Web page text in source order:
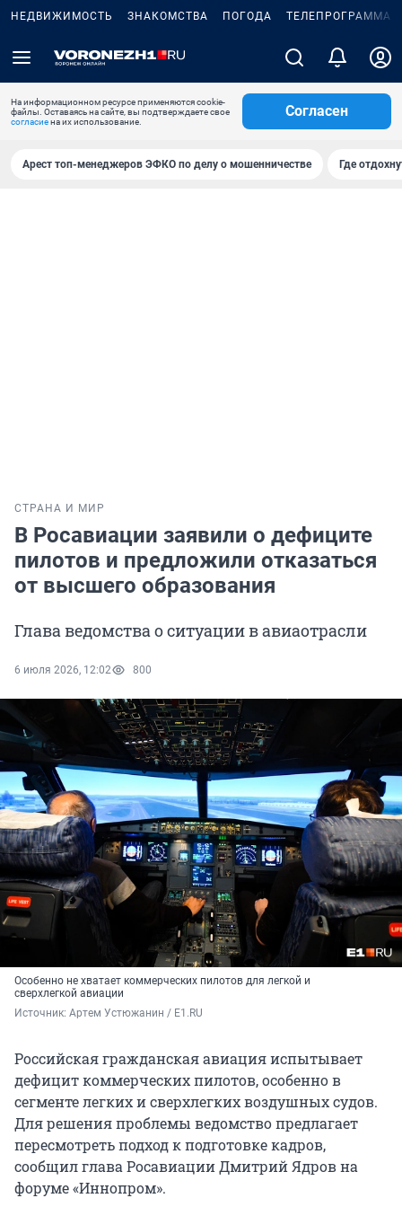
НЕДВИЖИМОСТЬ ЗНАКОМСТВА ПОГОДА ТЕЛЕПРОГРАММА
На информационном ресурсе применяются cookie-
файлы. Оставаясь на сайте, вы подтверждаете свое
согласиена их использование.
Согласен
Арест топ-менеджеров ЭФКО по делу о мошенничестве Где
СТРАНА И МИР
В Росавиации заявили о дефиците
пилотов и предложили отказаться
от высшего образования
Глава ведомства о ситуации в авиаотрасли
6 июля 2026, 12:02 800
Особенно не хватает коммерческих пилотов для легкой и
сверхлегкой авиации
Источник: Артем Устюжанин / E1.RU
Российская гражданская авиация испытывает
дефицит коммерческих пилотов, особенно в
сегменте легких и сверхлегких воздушных судов.
Для решения проблемы ведомство предлагает
пересмотреть подход к подготовке кадров,
сообщил глава Росавиации Дмитрий Ядров на
форуме «Иннопром».